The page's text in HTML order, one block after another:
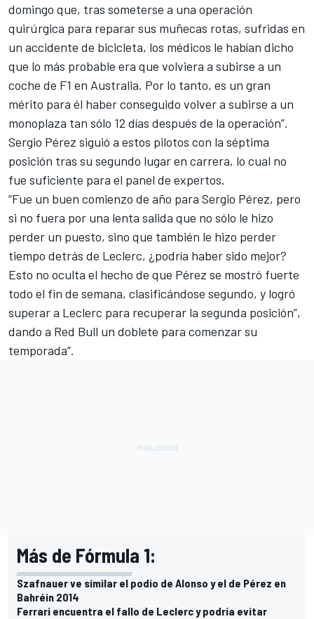
domingo que, tras someterse a una operación
quirúrgica para reparar sus muñecas rotas, sufridas en
un accidente de bicicleta, los médicos le habían dicho
que lo más probable era que volviera a subirse a un
coche de F1 en Australia. Por lo tanto, es un gran
mérito para él haber conseguido volver a subirse a un
monoplaza tan sólo 12 días después de la operación”.
Sergio Pérez siguió a estos pilotos con la séptima
posición tras su segundo lugar en carrera, lo cual no
fue suficiente para el panel de expertos.
“Fue un buen comienzo de año para Sergio Pérez, pero
si no fuera por una lenta salida que no sólo le hizo
perder un puesto, sino que también le hizo perder
tiempo detrás de Leclerc, ¿podría haber sido mejor?
Esto no oculta el hecho de que Pérez se mostró fuerte
todo el fin de semana, clasificándose segundo, y logró
superar a Leclerc para recuperar la segunda posición”,
dando a Red Bull un doblete para comenzar su
temporada”.
Más de Fórmula 1:
Szafnauer ve similar el podio de Alonso y el de Pérez en
Bahréin 2014
Ferrari encuentra el fallo de Leclerc y podría evitar